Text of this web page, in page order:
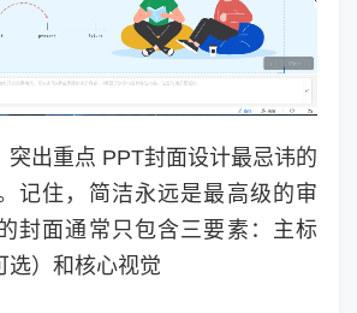
突出重点 PPT封面设计最忌讳的
记住，简洁永远是最高级的审
封面通常只包含三要素：主标
选）和核心视觉